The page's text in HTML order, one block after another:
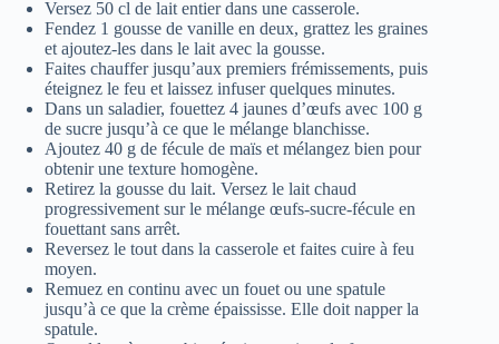
Versez 50 cl de lait entier dans une casserole.
Fendez 1 gousse de vanille en deux, grattez les graines
et ajoutez-les dans le lait avec la gousse.
Faites chauffer jusqu’aux premiers frémissements, puis
éteignez le feu et laissez infuser quelques minutes.
Dans un saladier, fouettez 4 jaunes d’œufs avec 100 g
de sucre jusqu’à ce que le mélange blanchisse.
Ajoutez 40 g de fécule de maïs et mélangez bien pour
obtenir une texture homogène.
Retirez la gousse du lait. Versez le lait chaud
progressivement sur le mélange œufs-sucre-fécule en
fouettant sans arrêt.
Reversez le tout dans la casserole et faites cuire à feu
moyen.
Remuez en continu avec un fouet ou une spatule
jusqu’à ce que la crème épaississe. Elle doit napper la
spatule.